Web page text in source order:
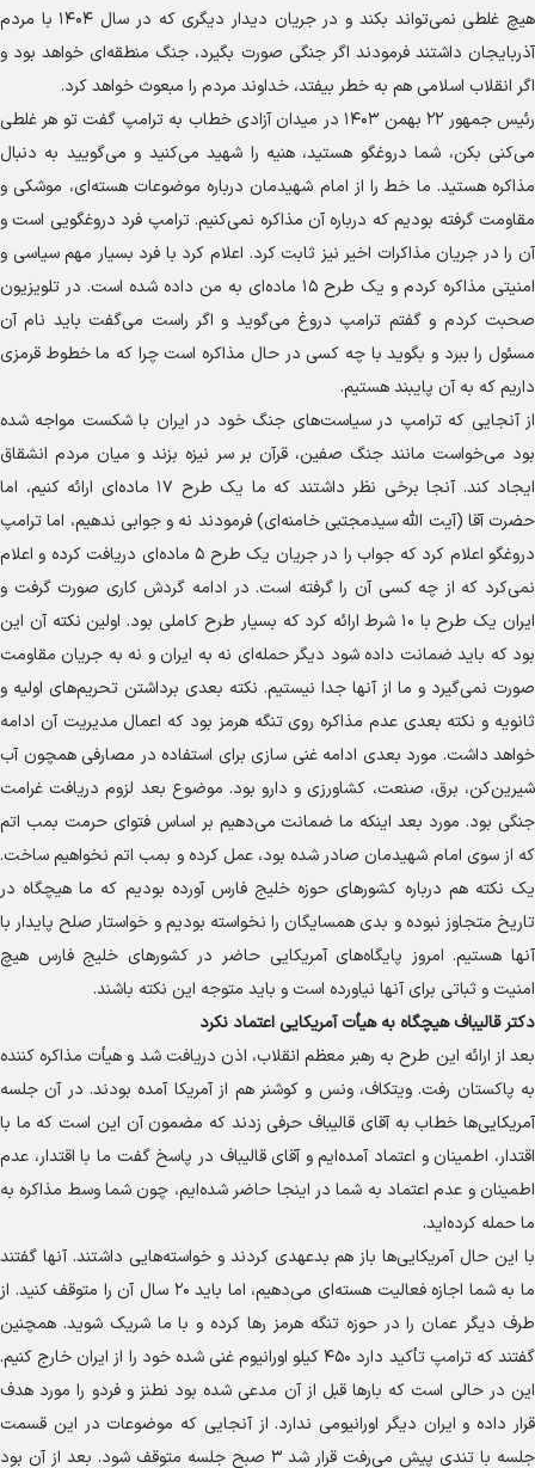
هیچ غلطی نمی‌تواند بکند و در جریان دیدار دیگری که در سال ۱۴۰۴ با مردم
آذربایجان داشتند فرمودند اگر جنگی صورت بگیرد، جنگ منطقه‌ای خواهد بود و
اگر انقلاب اسلامی هم به خطر بیفتد، خداوند مردم را مبعوث خواهد کرد.
رئیس جمهور ۲۲ بهمن ۱۴۰۳ در میدان آزادی خطاب به ترامپ گفت تو هر غلطی
می‌کنی بکن، شما دروغگو هستید، هنیه را شهید می‌کنید و می‌گویید به دنبال
مذاکره هستید. ما خط را از امام شهیدمان درباره موضوعات هسته‌ای، موشکی و
مقاومت گرفته بودیم که درباره آن مذاکره نمی‌کنیم. ترامپ فرد دروغگویی است و
آن را در جریان مذاکرات اخیر نیز ثابت کرد. اعلام کرد با فرد بسیار مهم سیاسی و
امنیتی مذاکره کردم و یک طرح ۱۵ ماده‌ای به من داده شده است. در تلویزیون
صحبت کردم و گفتم ترامپ دروغ می‌گوید و اگر راست می‌گفت باید نام آن
مسئول را ببرد و بگوید با چه کسی در حال مذاکره است چرا که ما خطوط قرمزی
داریم که به آن پایبند هستیم.
از آنجایی که ترامپ در سیاست‌های جنگ خود در ایران با شکست مواجه شده
بود می‌خواست مانند جنگ صفین، قرآن بر سر نیزه بزند و میان مردم انشقاق
ایجاد کند. آنجا برخی نظر داشتند که ما یک طرح ۱۷ ماده‌ای ارائه کنیم، اما
حضرت آقا (آیت الله سیدمجتبی خامنه‌ای) فرمودند نه و جوابی ندهیم، اما ترامپ
دروغگو اعلام کرد که جواب را در جریان یک طرح ۵ ماده‌ای دریافت کرده و اعلام
نمی‌کرد که از چه کسی آن را گرفته است. در ادامه گردش کاری صورت گرفت و
ایران یک طرح با ۱۰ شرط ارائه کرد که بسیار طرح کاملی بود. اولین نکته آن این
بود که باید ضمانت داده شود دیگر حمله‌ای نه به ایران و نه به جریان مقاومت
صورت نمی‌گیرد و ما از آنها جدا نیستیم. نکته بعدی برداشتن تحریم‌های اولیه و
ثانویه و نکته بعدی عدم مذاکره روی تنگه هرمز بود که اعمال مدیریت آن ادامه
خواهد داشت. مورد بعدی ادامه غنی سازی برای استفاده در مصارفی همچون آب
شیرین‌کن، برق، صنعت، کشاورزی و دارو بود. موضوع بعد لزوم دریافت غرامت
جنگی بود. مورد بعد اینکه ما ضمانت می‌دهیم بر اساس فتوای حرمت بمب اتم
که از سوی امام شهیدمان صادر شده بود، عمل کرده و بمب اتم نخواهیم ساخت.
یک نکته هم درباره کشور‌های حوزه خلیج فارس آورده بودیم که ما هیچگاه در
تاریخ متجاوز نبوده و بدی همسایگان را نخواسته بودیم و خواستار صلح پایدار با
آنها هستیم. امروز پایگاه‌های آمریکایی حاضر در کشور‌های خلیج فارس هیچ
امنیت و ثباتی برای آنها نیاورده است و باید متوجه این نکته باشند.
دکتر قالیباف هیچگاه به هیأت آمریکایی اعتماد نکرد
بعد از ارائه این طرح به رهبر معظم انقلاب، اذن دریافت شد و هیأت مذاکره کننده
به پاکستان رفت. ویتکاف، ونس و کوشنر هم از آمریکا آمده بودند. در آن جلسه
آمریکایی‌ها خطاب به آقای قالیباف حرفی زدند که مضمون آن این است که ما با
اقتدار، اطمینان و اعتماد آمده‌ایم و آقای قالیباف در پاسخ گفت ما با اقتدار، عدم
اطمینان و عدم اعتماد به شما در اینجا حاضر شده‌ایم، چون شما وسط مذاکره به
ما حمله کرده‌اید.
با این حال آمریکایی‌ها باز هم بدعهدی کردند و خواسته‌هایی داشتند. آنها گفتند
ما به شما اجازه فعالیت هسته‌ای می‌دهیم، اما باید ۲۰ سال آن را متوقف کنید. از
طرف دیگر عمان را در حوزه تنگه هرمز رها کرده و با ما شریک شوید. همچنین
گفتند که ترامپ تأکید دارد ۴۵۰ کیلو اورانیوم غنی شده خود را از ایران خارج کنیم.
این در حالی است که بار‌ها قبل از آن مدعی شده بود نطنز و فردو را مورد هدف
قرار داده و ایران دیگر اورانیومی ندارد. از آنجایی که موضوعات در این قسمت
جلسه با تندی پیش می‌رفت قرار شد ۳ صبح جلسه متوقف شود. بعد از آن بود